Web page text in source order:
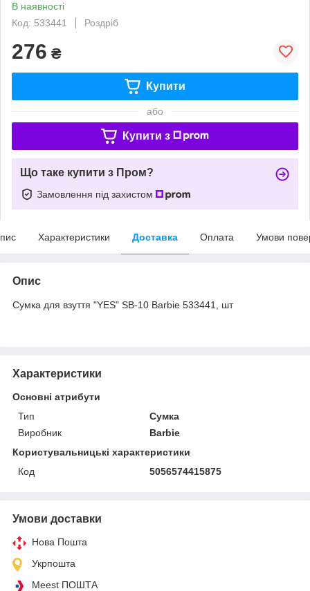
В наявності
Код: 533441
Роздріб
276 ₴
Купити
або
Купити з
Що таке купити з Пром?
Замовлення під захистом
Характеристики Доставка Оплата Умови
Опис
Сумка для взуття "YES" SB-10 Barbie 533441, шт
Характеристики
Основні атрибути
Тип
Сумка
Виробник
Barbie
Користувальницькі характеристики
Код
5056574415875
Умови доставки
Нова Пошта
Укрпошта
Meest ПОШТА